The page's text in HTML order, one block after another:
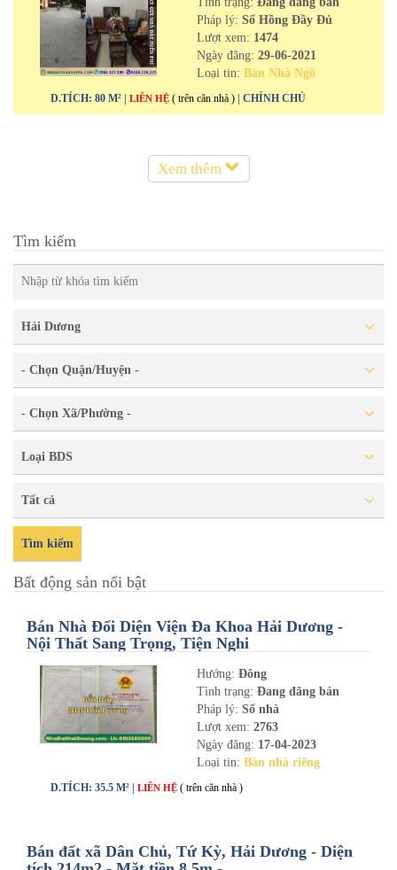
Pháp lý: Sổ Hồng Đầy Đủ
Lượt xem: 1474
Ngày đăng: 29-06-2021
Loại tin: Bán Nhà Ngõ
D.TÍCH: 80 M² | LIÊN HỆ ( trên căn nhà ) | CHÍNH CHỦ
Xem thêm
Tìm kiếm
Hải Dương
- Chọn Quận/Huyện -
- Chọn Xã/Phường -
Loại BDS
Tất cả
Tìm kiếm
Bất động sản nổi bật
Bán Nhà Đối Diện Viện Đa Khoa Hải Dương -
Nội Thất Sang Trọng, Tiện Nghi
Hướng: Đông
Tình trạng: Đang đăng bán
Pháp lý: Sổ nhà
Lượt xem: 2763
Ngày đăng: 17-04-2023
Loại tin: Bán nhà riêng
D.TÍCH: 35.5 M² | LIÊN HỆ ( trên căn nhà )
Bán đất xã Dân Chủ, Tứ Kỳ, Hải Dương - Diện